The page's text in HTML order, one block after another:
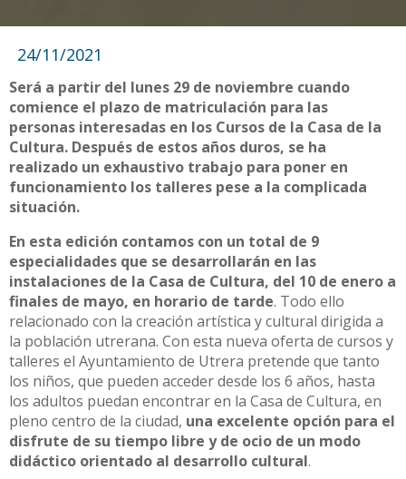
24/11/2021
Será a partir del lunes 29 de noviembre cuando
comience el plazo de matriculación para las
personas interesadas en los Cursos de la Casa de la
Cultura. Después de estos años duros, se ha
realizado un exhaustivo trabajo para poner en
funcionamiento los talleres pese a la complicada
situación.
En esta edición contamos con un total de 9
especialidades que se desarrollarán en las
instalaciones de la Casa de Cultura, del 10 de enero a
finales de mayo, en horario de tarde. Todo ello
relacionado con la creación artística y cultural dirigida a
la población utrerana. Con esta nueva oferta de cursos y
talleres el Ayuntamiento de Utrera pretende que tanto
los niños, que pueden acceder desde los 6 años, hasta
los adultos puedan encontrar en la Casa de Cultura, en
pleno centro de la ciudad, una excelente opción para el
disfrute de su tiempo libre y de ocio de un modo
didáctico orientado al desarrollo cultural.